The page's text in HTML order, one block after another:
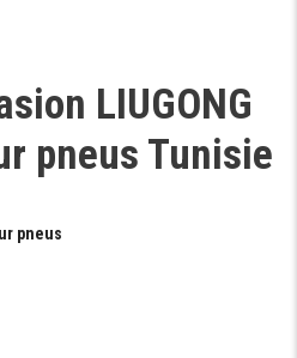
LIUGONG
pneus Tunisie
pneus